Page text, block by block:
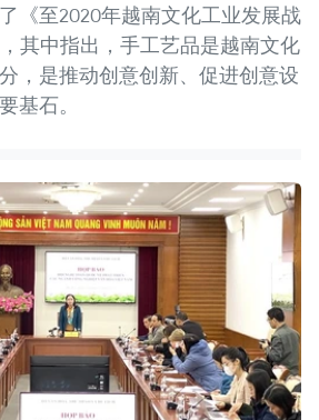
《至2020年越南文化工业发展战
其中指出，手工艺品是越南文化
，是推动创意创新、促进创意设
基石。